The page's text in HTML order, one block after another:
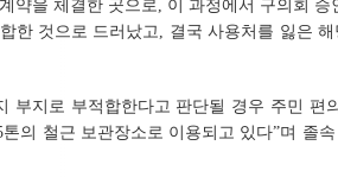
약을 체결한 곳으로, 이 과정에서 구의회
한 것으로 드러났고, 결국 사용처를 잃은
부지로 부적합한다고 판단될 경우 주민 편
의 철근 보관장소로 이용되고 있다”며 졸